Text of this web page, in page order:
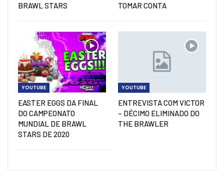
BRAWL STARS
TOMAR CONTA
YOUTUBE
EASTER EGGS DA FINAL
DO CAMPEONATO
MUNDIAL DE BRAWL
STARS DE 2020
YOUTUBE
ENTREVISTA COM VICTOR
– DÉCIMO ELIMINADO DO
THE BRAWLER